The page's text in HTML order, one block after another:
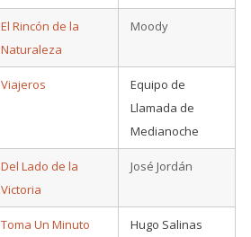
El Rincón de la
Naturaleza
Moody
Viajeros
Equipo de
Llamada de
Medianoche
Del Lado de la
Victoria
José Jordán
Toma Un Minuto Hugo Salinas